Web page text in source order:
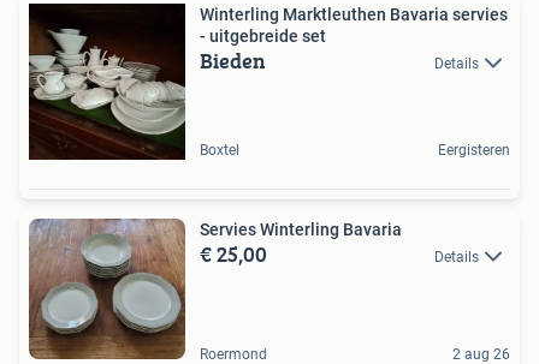
Winterling Marktleuthen Bavaria servies
- uitgebreide set
Bieden Details
Boxtel Eergisteren
Servies Winterling Bavaria
€ 25,00 Details
Roermond 2 aug 26